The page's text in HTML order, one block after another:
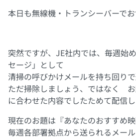
本日も無線機・トランシーバーでお
突然ですが、JE社内では、毎週始
セージ」として
清掃の呼びかけメールを持ち回りで
ただ掃除しましょう、ではなく
に合わせた内容でしたためて配信し
現在のお題は『あなたのおすすめ映
毎週各部署拠点から送られるメー